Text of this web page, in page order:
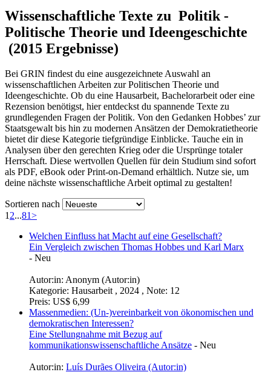
Wissenschaftliche Texte zu Politik -
Politische Theorie und Ideengeschichte
(2015 Ergebnisse)
Bei GRIN findest du eine ausgezeichnete Auswahl an
wissenschaftlichen Arbeiten zur Politischen Theorie und
Ideengeschichte. Ob du eine Hausarbeit, Bachelorarbeit oder eine
Rezension benötigst, hier entdeckst du spannende Texte zu
grundlegenden Fragen der Politik. Von den Gedanken Hobbes’ zur
Staatsgewalt bis hin zu modernen Ansätzen der Demokratietheorie
bietet dir diese Kategorie tiefgründige Einblicke. Tauche ein in
Analysen über den gerechten Krieg oder die Ursprünge totaler
Herrschaft. Diese wertvollen Quellen für dein Studium sind sofort
als PDF, eBook oder Print-on-Demand erhältlich. Nutze sie, um
deine nächste wissenschaftliche Arbeit optimal zu gestalten!
Sortieren nach
12...81>
Welchen Einfluss hat Macht auf eine Gesellschaft?
Ein Vergleich zwischen Thomas Hobbes und Karl Marx
- Neu
Autor:in: Anonym (Autor:in)
Kategorie: Hausarbeit , 2024 , Note: 12
Preis: US$ 6,99
Massenmedien: (Un-)vereinbarkeit von ökonomischen und
demokratischen Interessen?
Eine Stellungnahme mit Bezug auf
kommunikationswissenschaftliche Ansätze - Neu